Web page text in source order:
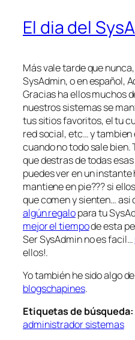
El dia del
Más vale tarde que
SysAdmin, o en español,
Gracias ha ellos muchos
nuestros sistemas se
tus sitios favoritos, el tu
red social, etc… y
cuando no todo sale bien.
que destras de todas
puedes ver en un instante
mantiene en pie??? si
que comen y sienten… asi
algún regalopara tu
mejor el tiempode esta
Ser SysAdmin no es facil…
ellos!.
Yo también he sido algo
blogschapines.
Etiquetas de búsqueda:
administrador sistemas